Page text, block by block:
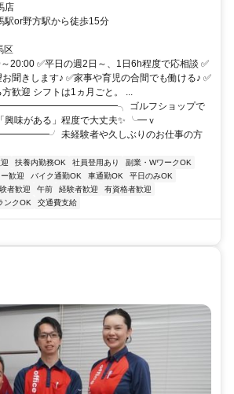
店
駅or野方駅から徒歩15分
区
20:00 ✅平日の週2日～、1日6h程度で応相談 ✅
聞きします♪ ✅家事や育児の合間でも働ける♪ ✅
歓迎 シフトは1ヵ月ごと。 ...
ゴルフショップで
興味がある」程度で大丈夫✨ ╰━ｖ
未経験者や久しぶりのお仕事の方
扶養内勤務OK 社員登用あり
副業・WワークOK
歓迎 バイク通勤OK 車通勤OK
平日のみOK
者歓迎 午前 経験者歓迎
有資格者歓迎
ンクOK 交通費支給